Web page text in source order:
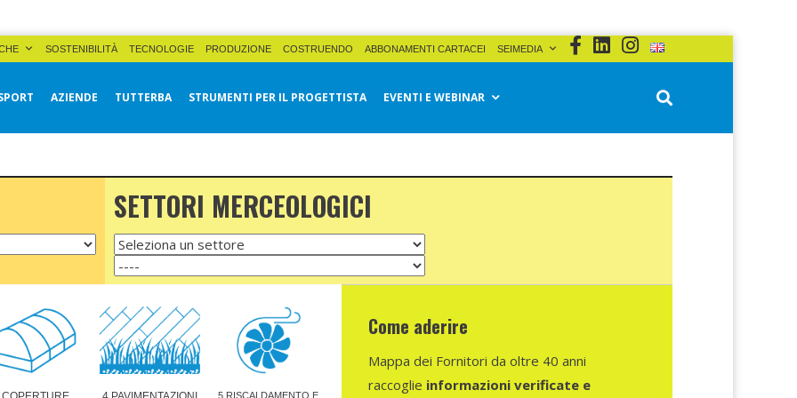
SOSTENIBILITÀ TECNOLOGIE PRODUZIONE COSTRUENDO ABBONAMENTI CARTACEI SEIMEDIA
AZIENDE TUTTERBA STRUMENTI PER IL PROGETTISTA EVENTI E WEBINAR
SETTORI MERCEOLOGICI
5 RISCALDAMENTO E
Come aderire
Mappa dei Fornitori da oltre 40 anni
raccoglie informazioni verificate e